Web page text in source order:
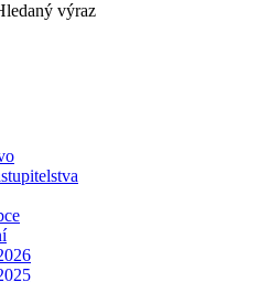
výraz